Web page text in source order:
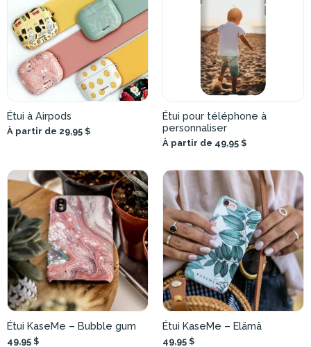
Étui à Airpods
À partir de 29,95 $
Étui pour téléphone à
personnaliser
À partir de 49,95 $
Étui KaseMe – Bubble gum
49,95 $
Étui KaseMe – Elämä
49,95 $